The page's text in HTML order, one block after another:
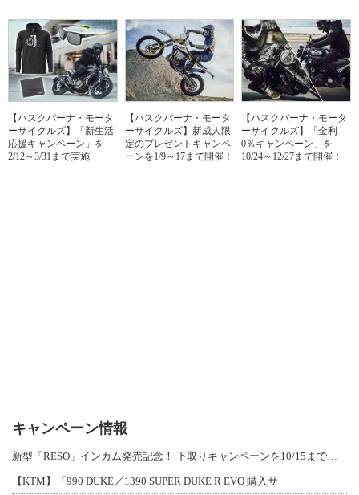
【ハスクバーナ・モータ
ーサイクルズ】「新生活
応援キャンペーン」を
2/12～3/31まで実施
【ハスクバーナ・モータ
ーサイクルズ】新成人限
定のプレゼントキャンペ
ーンを1/9～17まで開催！
【ハスクバーナ・モータ
ーサイクルズ】「金利
0％キャンペーン」を
10/24～12/27まで開催！
キャンペーン情報
新型「RESO」インカム発売記念！ 下取りキャンペーンを10/15まで延長して開
【KTM】「990 DUKE／1390 SUPER DUKE R EVO 購入サ